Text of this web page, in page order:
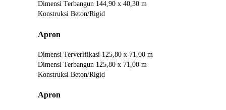
Dimensi Terbangun 144,90 x 40,30 m
Konstruksi Beton/Rigid
Apron
Dimensi Terverifikasi 125,80 x 71,00 m
Dimensi Terbangun 125,80 x 71,00 m
Konstruksi Beton/Rigid
Apron